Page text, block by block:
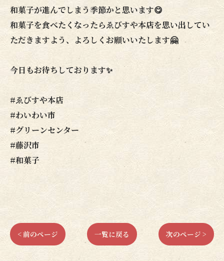
和菓子が進んでしまう季節かと思います😋
和菓子を食べたくなったらゑびすや本店を思い出してい
ただきますよう、よろしくお願いいたします🤗
今日もお待ちしております✨
#ゑびすや本店
#わいわい市
#グリーンセンター
#藤沢市
#和菓子
< 前のページ 一覧に戻る 次のページ >